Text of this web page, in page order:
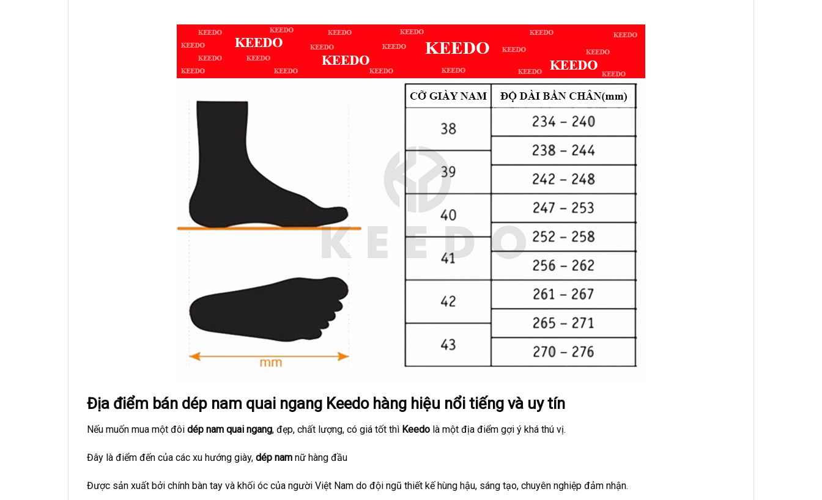
Địa điểm bán dép nam quai ngang Keedo hàng hiệu nổi tiếng và uy tín
Nếu muốn mua một đôi dép nam quai ngang, đẹp, chất lượng, có giá tốt thì Keedolà một địa điểm gợi ý khá thú vị.
Đây là điểm đến của các xu hướng giày, dép namnữ hàng đầu
Được sản xuất bởi chính bàn tay và khối óc của người Việt Nam do đội ngũ thiết kế hùng hậu, sáng tạo, chuyên nghiệp đảm nhận.